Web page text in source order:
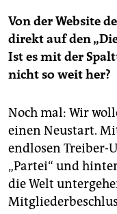
Von der Website
direkt auf den
Ist es mit der
nicht so weit her?
Noch mal: Wir
einen Neustart.
endlosen Treiber-
„Partei“ und
die Welt